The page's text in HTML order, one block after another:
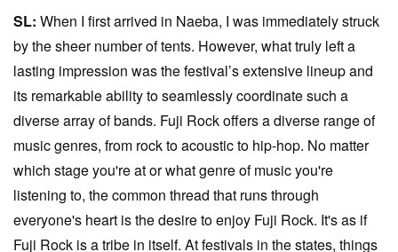
SL: When I first arrived in Naeba, I was immediately struck
by the sheer number of tents. However, what truly left a
lasting impression was the festival’s extensive lineup and
its remarkable ability to seamlessly coordinate such a
diverse array of bands. Fuji Rock offers a diverse range of
music genres, from rock to acoustic to hip-hop. No matter
which stage you're at or what genre of music you're
listening to, the common thread that runs through
everyone's heart is the desire to enjoy Fuji Rock. It's as if
Fuji Rock is a tribe in itself. At festivals in the states, things